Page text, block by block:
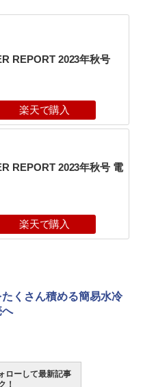
REPORT 2023年秋号
楽天で購入
REPORT 2023年秋号 電
楽天で購入
くさん積める簡易水冷
へ
ローして最新記事
！